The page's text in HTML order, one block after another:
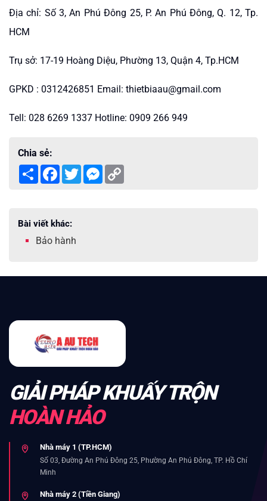
Địa chỉ: Số 3, An Phú Đông 25, P. An Phú Đông, Q. 12, Tp.
HCM
Trụ sở: 17-19 Hoàng Diệu, Phường 13, Quận 4, Tp.HCM
GPKD : 0312426851 Email: thietbiaau@gmail.com
Tell: 028 6269 1337 Hotline: 0909 266 949
Chia sẻ:
ShareFacebook
TwitterMessenger
Bài viết khác:
Bảo hành
GIẢI PHÁP KHUẤY TRỘN
HOÀN HẢO
Nhà máy 1 (TP.HCM)
Số 03, Đường An Phú Đông 25, Phường An Phú Đông, TP. Hồ Chí
Minh
Nhà máy 2 (Tiền Giang)